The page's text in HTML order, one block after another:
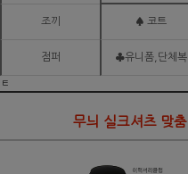
조끼 ♠ 코트
점퍼 ♣유니폼,단체복
ㅌ
무늬 실크셔츠 맞춤